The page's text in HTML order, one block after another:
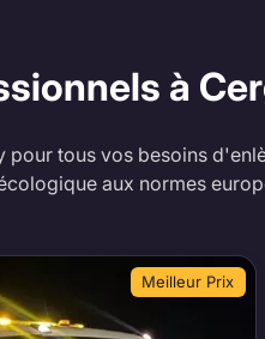
à
tous vos besoins
aux normes
Meilleur Prix